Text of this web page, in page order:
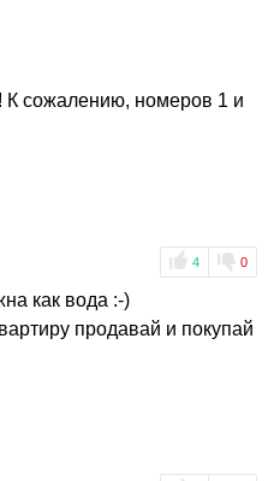
К сожалению, номеров 1 и
4 0
как вода :-)
продавай и покупай